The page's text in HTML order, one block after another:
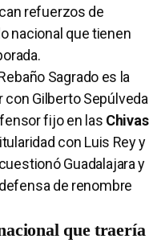
refuerzos de
nacional que tienen
Sagrado es la
con Gilberto Sepúlveda
fijo en las Chivas
con Luis Rey y
Guadalajara y
de renombre
que traería